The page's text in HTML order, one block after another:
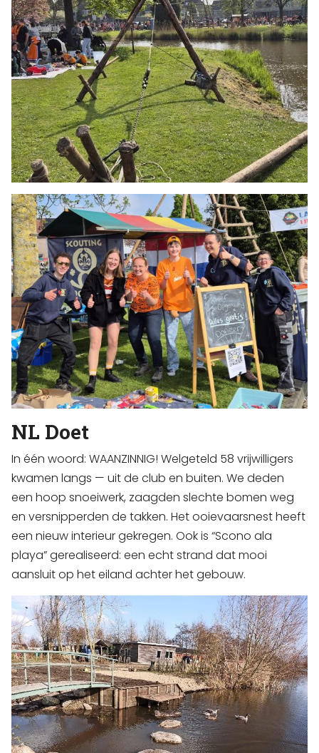
NL Doet
In één woord: WAANZINNIG! Welgeteld 58 vrijwilligers
kwamen langs — uit de club en buiten. We deden
een hoop snoeiwerk, zaagden slechte bomen weg
en versnipperden de takken. Het ooievaarsnest heeft
een nieuw interieur gekregen. Ook is “Scono ala
playa” gerealiseerd: een echt strand dat mooi
aansluit op het eiland achter het gebouw.